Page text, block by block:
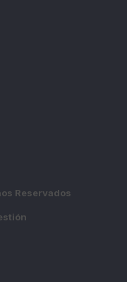
Reservados